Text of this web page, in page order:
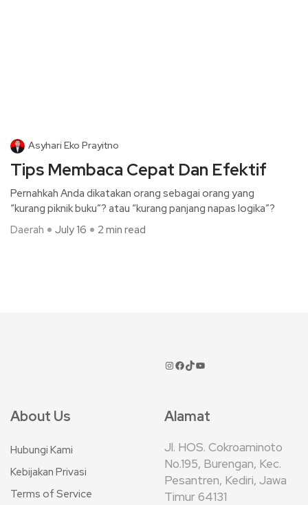
Asyhari Eko Prayitno
Tips Membaca Cepat Dan Efektif
Pernahkah Anda dikatakan orang sebagai orang yang
“kurang piknik buku”? atau “kurang panjang napas logika”?
Daerah
July 16 2 min read
About Us
Hubungi Kami
Kebijakan Privasi
Terms of Service
Alamat
Jl. HOS. Cokroaminoto
No.195, Burengan, Kec.
Pesantren, Kediri, Jawa
Timur 64131